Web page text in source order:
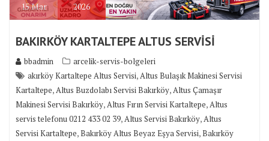
15Mar 2026
BAKIRKÖY KARTALTEPE ALTUS SERVİSİ
bbadmin
arcelik-servis-bolgeleri
akırköy Kartaltepe Altus Servisi,Altus Bulaşık Makinesi Servisi
Kartaltepe,Altus Buzdolabı Servisi Bakırköy,Altus Çamaşır
Makinesi Servisi Bakırköy,Altus Fırın Servisi Kartaltepe,Altus
servis telefonu 0212 433 02 39,Altus Servisi Bakırköy,Altus
Servisi Kartaltepe,Bakırköy Altus Beyaz Eşya Servisi,Bakırköy